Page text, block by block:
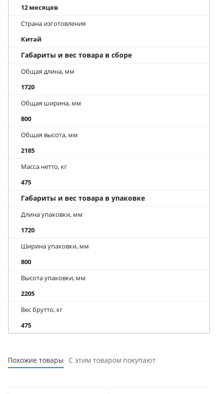
12 месяцев
Страна изготовления
Китай
Габариты и вес товара в сборе
Общая длина, мм
1720
Общая ширина, мм
800
Общая высота, мм
2185
Масса нетто, кг
475
Габариты и вес товара в упаковке
Длина упаковки, мм
1720
Ширина упаковки, мм
800
Высота упаковки, мм
2205
Вес брутто, кг
475
Похожие товары С этим товаром покупают